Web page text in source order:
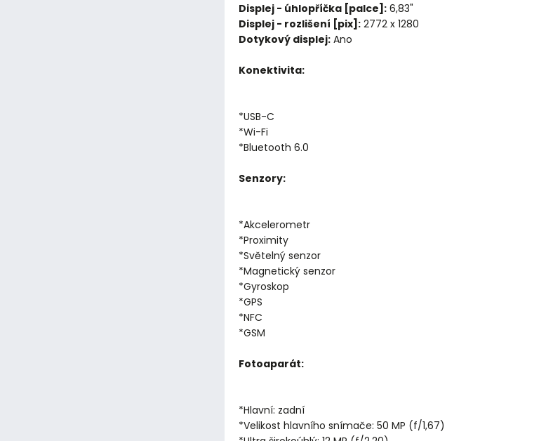
Displej - úhlopříčka [palce]: 6,83"
Displej - rozlišení [pix]: 2772 x 1280
Dotykový displej: Ano
Konektivita:
*USB-C
*Wi-Fi
*Bluetooth 6.0
Senzory:
*Akcelerometr
*Proximity
*Světelný senzor
*Magnetický senzor
*Gyroskop
*GPS
*NFC
*GSM
Fotoaparát:
*Hlavní: zadní
*Velikost hlavního snímače: 50 MP (f/1,67)